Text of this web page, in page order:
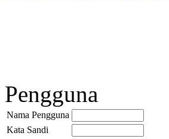
Pengguna
Nama Pengguna
Kata Sandi